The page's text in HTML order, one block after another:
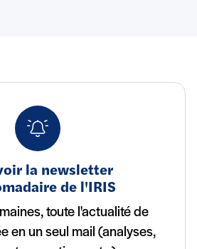
la newsletter
de l'IRIS
toute l'actualité de
en un seul mail (analyses,